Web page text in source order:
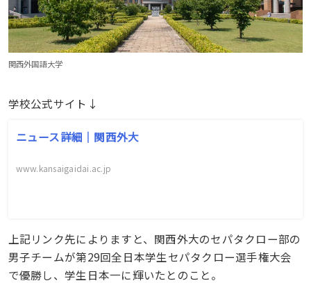
関西外国語大学
学校公式サイト↓
ニュース詳細｜関西外大
www.kansaigaidai.ac.jp
上記リンク先によりますと、関西外大のセパタクロー部の
男子チームが第29回全日本学生セパタクロー選手権大会
で優勝し、学生日本一に輝いたとのこと。